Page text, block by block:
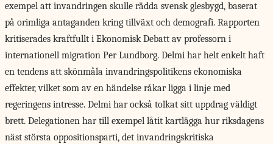
exempel att invandringen skulle rädda svensk glesbygd, baserat
på orimliga antaganden kring tillväxt och demografi. Rapporten
kritiserades kraftfullt i Ekonomisk Debatt av professorn i
internationell migration Per Lundborg. Delmi har helt enkelt haft
en tendens att skönmåla invandringspolitikens ekonomiska
effekter, vilket som av en händelse råkar ligga i linje med
regeringens intresse. Delmi har också tolkat sitt uppdrag väldigt
brett. Delegationen har till exempel låtit kartlägga hur riksdagens
näst största oppositionsparti, det invandringskritiska